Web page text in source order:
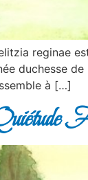
reginae
duchesse
à […]